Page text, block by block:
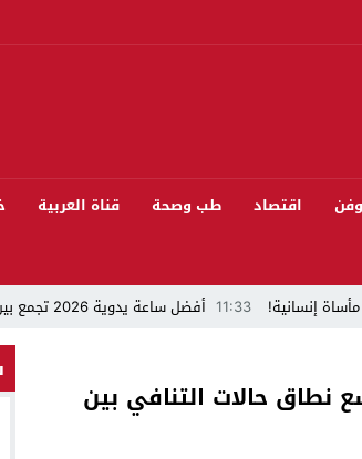
اقتصاد طب وصحة قناة العربية
إنسانية! 11:33 أفضل ساعة يدوية 2026 تجمع بين الأناقة والدقة
بمدينة الخميسات
“الأصدقاء/الأعداء” في الموسم السنوي للتبوريدة في
نطاق حالات التنافي بين